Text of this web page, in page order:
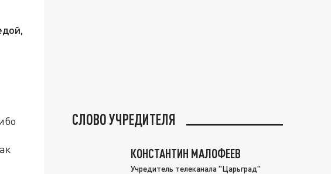
СЛОВО УЧРЕДИТЕЛЯ
КОНСТАНТИН МАЛОФЕЕВ
Учредитель телеканала "Царьград"